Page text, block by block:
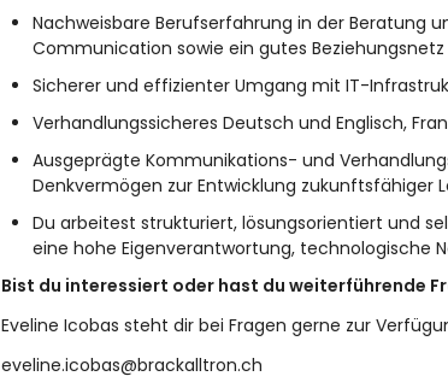
Nachweisbare Berufserfahrung in der Beratung
Communication sowie ein gutes
Sicherer und effizienter Umgang mit IT-
Verhandlungssicheres Deutsch und Englisch,
Ausgeprägte Kommunikations- und
Denkvermögen zur Entwicklung zukunftsfähiger
Du arbeitest strukturiert, lösungsorientiert und
eine hohe Eigenverantwortung, technologische
Bist du interessiert oder hast du weiterführende
Eveline Icobas steht dir bei Fragen gerne zur
eveline.icobas@brackalltron.ch